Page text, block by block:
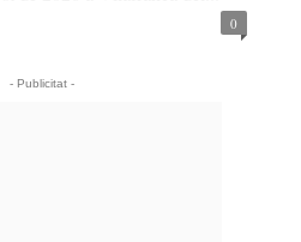
0
- Publicitat -